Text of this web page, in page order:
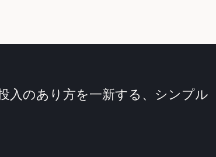
入のあり方を一新する、シンプル